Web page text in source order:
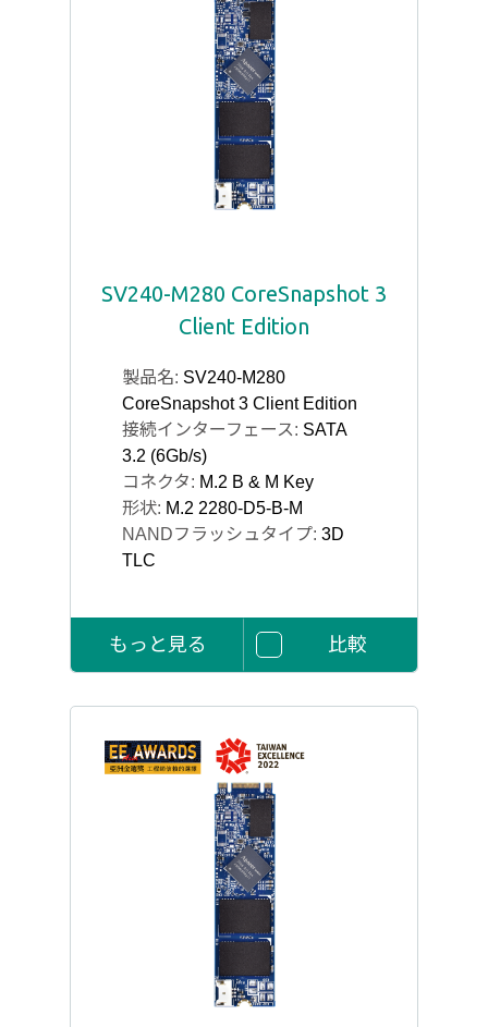
SV240-M280 CoreSnapshot 3
Client Edition
製品名: SV240-M280
CoreSnapshot 3 Client Edition
接続インターフェース: SATA
3.2 (6Gb/s)
コネクタ: M.2 B & M Key
形状: M.2 2280-D5-B-M
NANDフラッシュタイプ: 3D
TLC
もっと見る 比較